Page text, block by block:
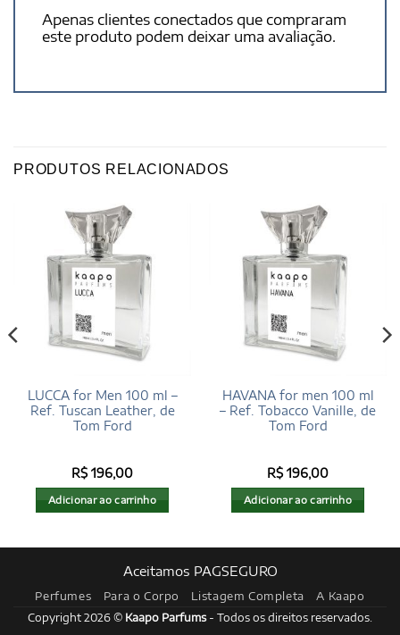
Apenas clientes conectados que compraram
este produto podem deixar uma avaliação.
PRODUTOS RELACIONADOS
LUCCA for Men 100 ml –
Ref. Tuscan Leather, de
Tom Ford
R$196,00
Adicionar ao carrinho
HAVANA for men 100 ml
– Ref. Tobacco Vanille, de
Tom Ford
R$196,00
Adicionar ao carrinho
Aceitamos PAGSEGURO
Perfumes Para o Corpo Listagem Completa A Kaapo
Copyright 2026 © Kaapo Parfums- Todos os direitos reservados.